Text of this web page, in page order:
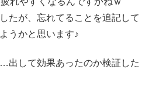
たが、忘れてることを追記して
うかと思います♪
出して効果あったのか検証した